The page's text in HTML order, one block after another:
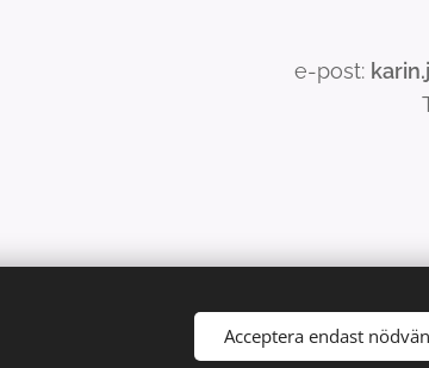
e-post:
Acceptera endast